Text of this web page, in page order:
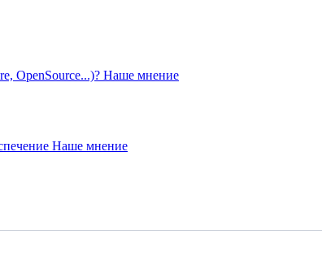
OpenSource...)? Наше мнение
Наше мнение